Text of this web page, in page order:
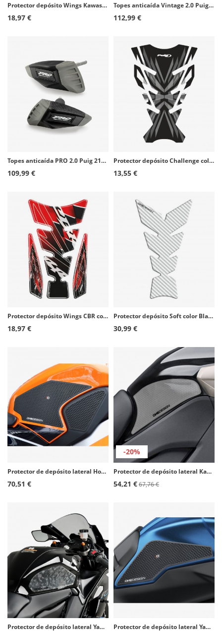
Protector depósito Wings Kawasaki color Negro de Puig 4720N
18,97 €
Topes anticaída Vintage 2.0 Puig 22266N para Husqvarna Svartpilen 801 (24-25), Vitpilen 801 (25-26)
112,99 €
Topes anticaída PRO 2.0 Puig 21837N para Kawasaki ZX-4R/RR Ninja (24-26)
109,99 €
Protector depósito Challenge color Gris de Puig 21752U
13,55 €
Protector depósito Wings CBR color Rojo de Puig 4784R
18,97 €
Protector depósito Soft color Blanco de Puig 8432B
30,99 €
Protector de depósito lateral Honda CBR1000RR Fireblade (12-16), CBR1000RR Fireblade SP (14-16) color Negro de Puig 20073N
70,51 €
-20%
Protector de depósito lateral Kawasaki Versys 1000 (16-23) color Transparente de Puig 20077W
54,21 €67,76 €
Protector de depósito lateral Yamaha YZF-R7 (22-25) color Transparente de Puig 21300W Protector de depósito lateral Yamaha MT-09 Tracer (15-17), Tracer 900 (18-20), Tracer 900 GT (18-20) color Negro de Puig 20091N